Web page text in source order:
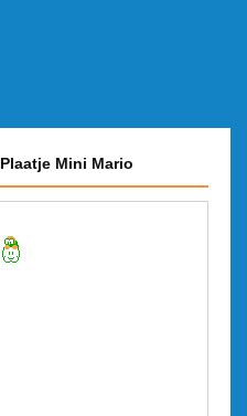
Plaatje Mini Mario